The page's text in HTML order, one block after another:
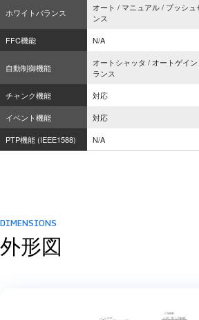
ホワイトバランス
オート / マニュアル / プッシュ
ンス
FFC機能
N/A
自動制御機能
オートシャッタ / オートゲイ
ランス
チャンク機能
対応
イベント機能
対応
PTP機能 (IEEE1588)
N/A
DIMENSIONS
外形図